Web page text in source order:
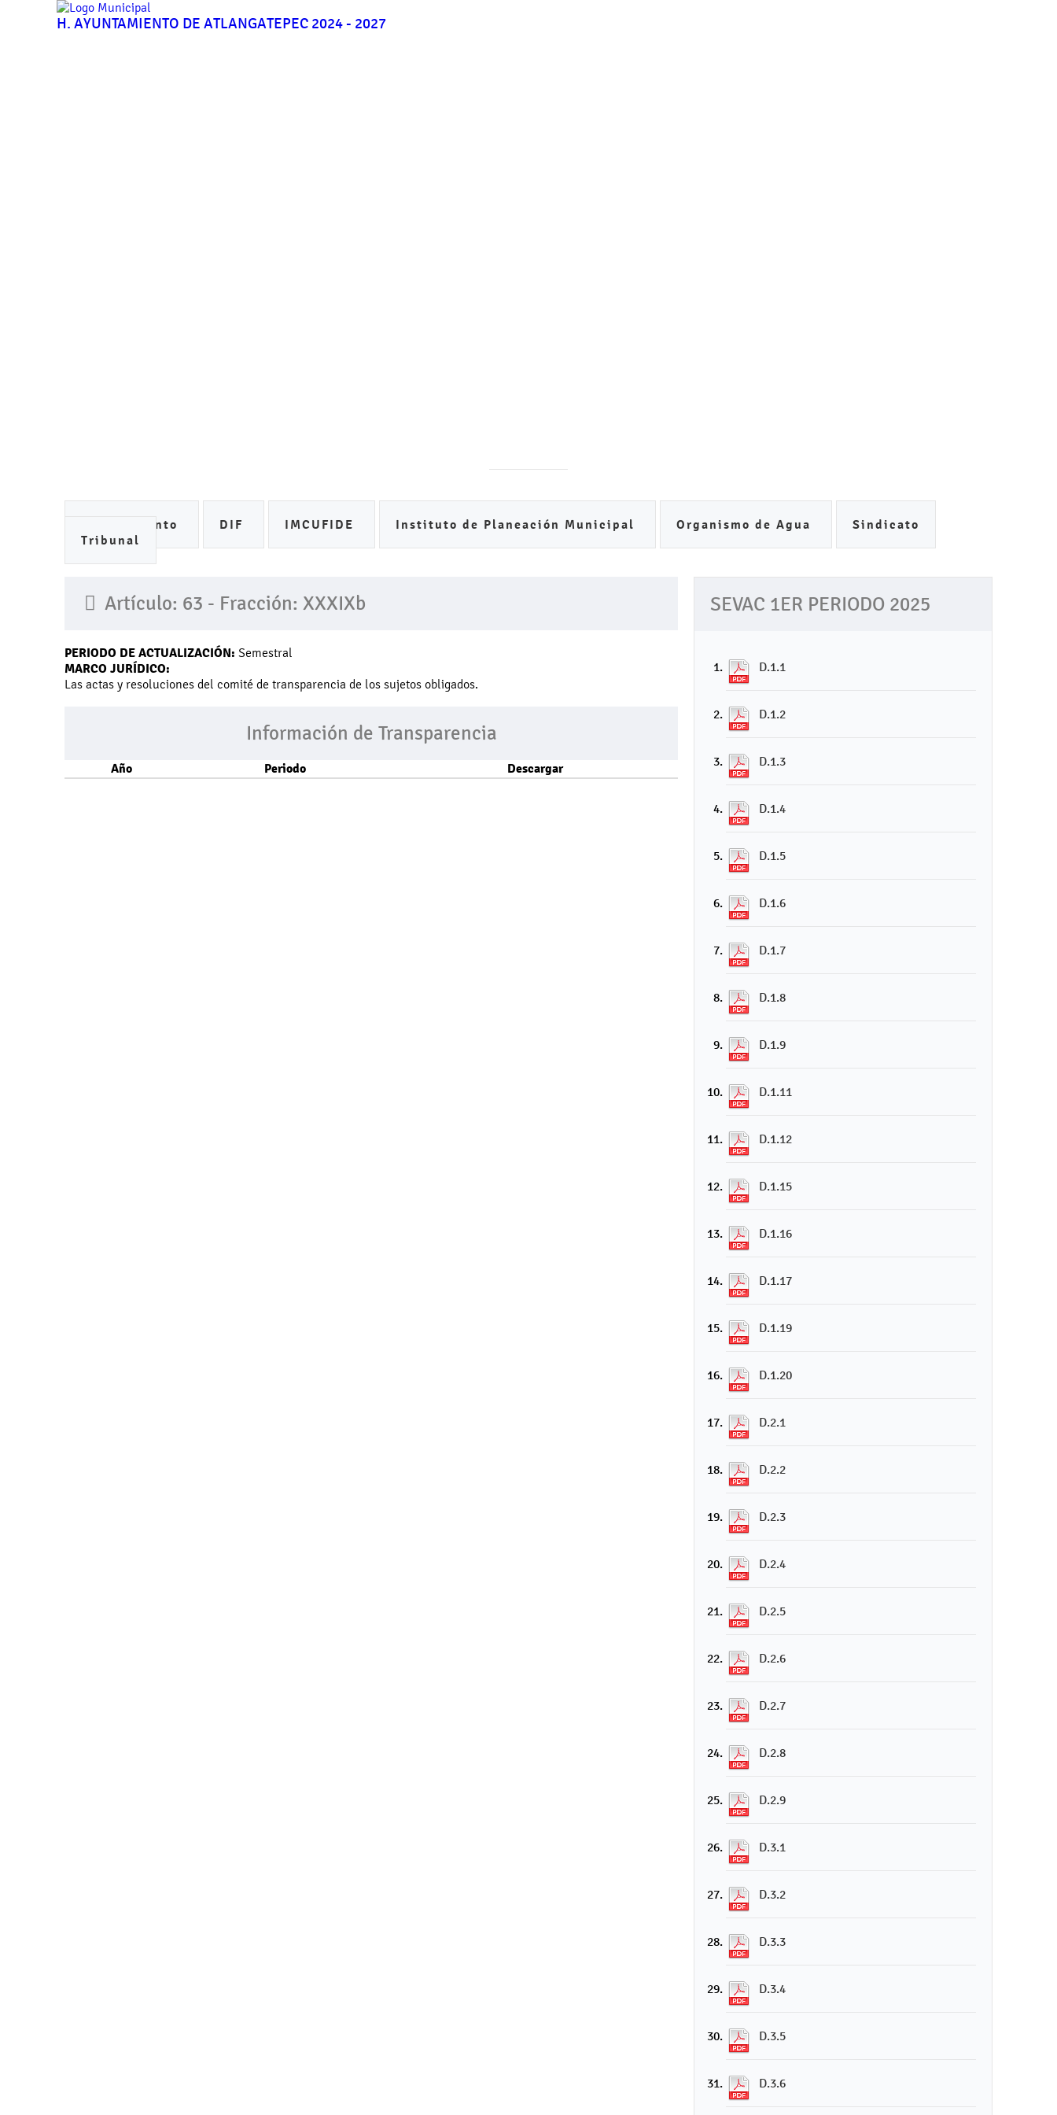
H. AYUNTAMIENTO DE ATLANGATEPEC 2024 - 2027
Ayuntamiento DIF IMCUFIDE Instituto de Planeación Municipal Organismo de Agua
Sindicato
Tribunal
Artículo: 63 - Fracción: XXXIXb
PERIODO DE ACTUALIZACIÓN: Semestral
MARCO JURÍDICO:
Las actas y resoluciones del comité de transparencia de los sujetos obligados.
Información de Transparencia
Año Periodo Descargar
SEVAC 1ER PERIODO 2025
D.1.1
D.1.2
D.1.3
D.1.4
D.1.5
D.1.6
D.1.7
D.1.8
D.1.9
D.1.11
D.1.12
D.1.15
D.1.16
D.1.17
D.1.19
D.1.20
D.2.1
D.2.2
D.2.3
D.2.4
D.2.5
D.2.6
D.2.7
D.2.8
D.2.9
D.3.1
D.3.2
D.3.3
D.3.4
D.3.5
D.3.6